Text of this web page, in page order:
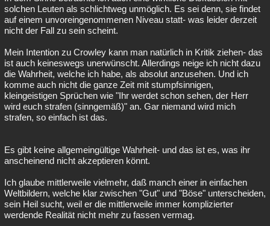
solchen Leuten als schlichtweg unmöglich. Es sei denn, sie findet
auf einem unvoreingenommenen Niveau statt- was leider derzeit
nicht der Fall zu sein scheint.
Mein Intention zu Crowley kann man natürlich in Kritik ziehen- das
ist auch keineswegs unerwünscht. Allerdings neige ich nicht dazu
die Wahrheit, welche ich habe, als absolut anzusehen. Und ich
komme auch nicht die ganze Zeit mit stumpfsinnigen,
kleingeistigen Sprüchen wie "Ihr werdet schon sehen, der Herr
wird euch strafen (sinngemäß)" an. Gar niemand wird mich
strafen, so einfach ist das.
Es gibt keine allgemeingültige Wahrheit- und das ist es, was ihr
anscheinend nicht akzeptieren könnt.
Ich glaube mittlerweile vielmehr, daß manch einer in einfachen
Weltbildern, welche klar zwischen "Gut" und "Böse" unterscheiden,
sein Heil sucht, weil er die mittlerweile immer komplizierter
werdende Realität nicht mehr zu fassen vermag.